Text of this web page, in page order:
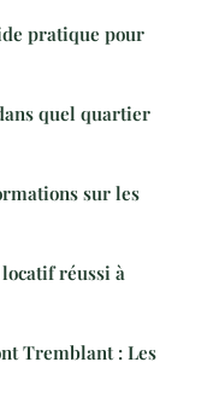
pratique pour
quel quartier
sur les
réussi à
Tremblant : Les